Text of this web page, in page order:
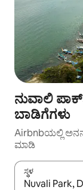
ನುವಾಲಿ
ಬಾಡಿಗೆಗಳು
Airbnbಯಲ್ಲಿ
ಮಾಡಿ
ಸ್ಥಳ
ಫಲಿತಾಂಶಗಳು